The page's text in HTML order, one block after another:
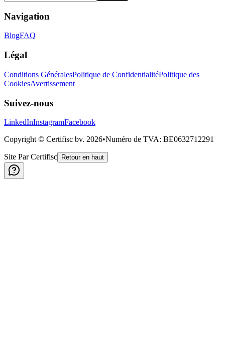
Navigation
BlogFAQ
Légal
Conditions GénéralesPolitique de ConfidentialitéPolitique des
CookiesAvertissement
Suivez-nous
LinkedInInstagramFacebook
Copyright © Certifisc bv. 2026•Numéro de TVA: BE0632712291
Site Par Certifisc Retour en haut